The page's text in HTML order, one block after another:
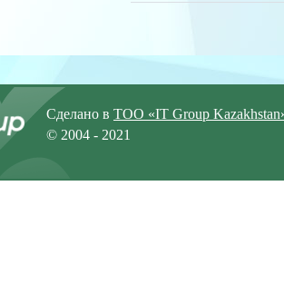
Сделано в ТОО «IT Group
© 2004 - 2021